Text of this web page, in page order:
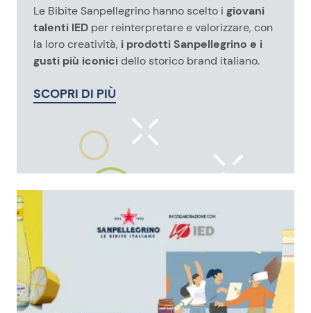
Le Bibite Sanpellegrino hanno scelto i giovani
talenti IED per reinterpretare e valorizzare, con
la loro creatività, i prodotti Sanpellegrino e i
gusti più iconicidello storico brand italiano.
SCOPRI DI PIÙ